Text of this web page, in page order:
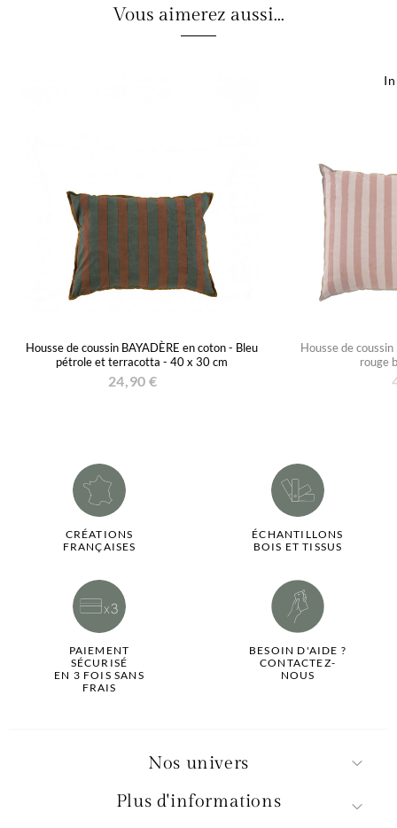
Vous aimerez aussi...
Housse de coussin BAYADÈRE en coton - Bleu
pétrole et terracotta - 40 x 30 cm
24,90 €
Housse de
rouge
CRÉATIONS
FRANÇAISES
ÉCHANTILLONS
BOIS ET TISSUS
PAIEMENT
SÉCURISÉ
EN 3 FOIS SANS
FRAIS
BESOIN D'AIDE ?
CONTACTEZ-
NOUS
Nos univers
Plus d'informations